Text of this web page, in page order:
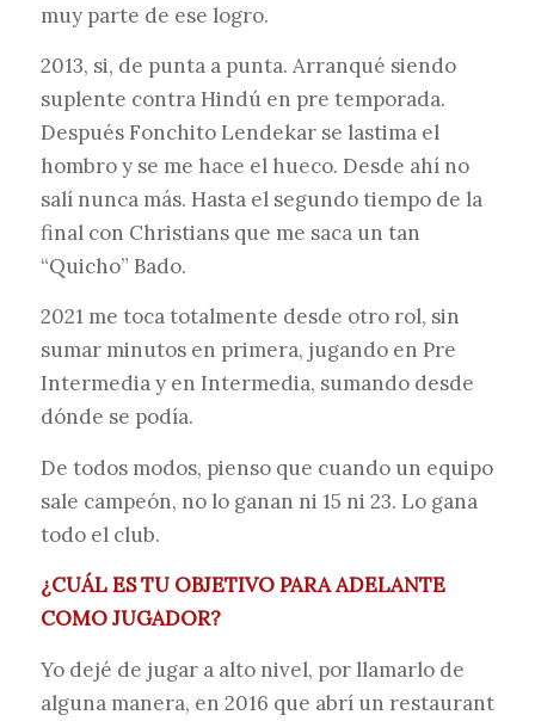
muy parte de ese logro.
2013, si, de punta a punta. Arranqué siendo
suplente contra Hindú en pre temporada.
Después Fonchito Lendekar se lastima el
hombro y se me hace el hueco. Desde ahí no
salí nunca más. Hasta el segundo tiempo de la
final con Christians que me saca un tan
“Quicho” Bado.
2021 me toca totalmente desde otro rol, sin
sumar minutos en primera, jugando en Pre
Intermedia y en Intermedia, sumando desde
dónde se podía.
De todos modos, pienso que cuando un equipo
sale campeón, no lo ganan ni 15 ni 23. Lo gana
todo el club.
¿CUÁL ES TU OBJETIVO PARA ADELANTE
COMO JUGADOR?
Yo dejé de jugar a alto nivel, por llamarlo de
alguna manera, en 2016 que abrí un restaurant